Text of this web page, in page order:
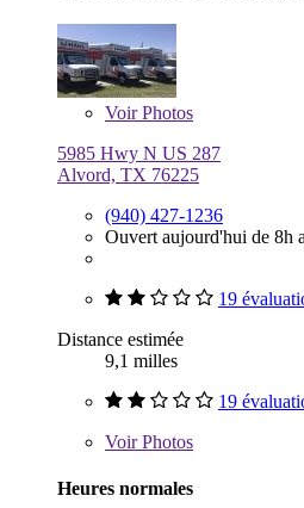
VoirPhotos
5985 Hwy N US 287
Alvord, TX 76225
(940) 427-1236
Ouvert aujourd'hui de 8h
19
Distance estimée
9,1 milles
19
VoirPhotos
Heures normales